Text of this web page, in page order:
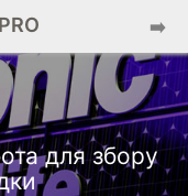
➡️
для збору